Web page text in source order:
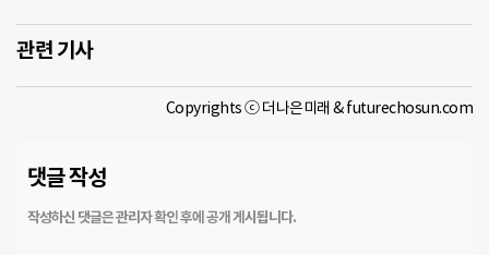
관련 기사
Copyrights ⓒ 더나은미래 & futurechosun.com
댓글 작성